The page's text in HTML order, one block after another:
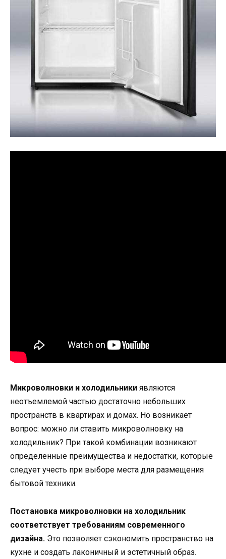
Микроволновки и холодильники являются
неотъемлемой частью достаточно небольших
пространств в квартирах и домах. Но возникает
вопрос: можно ли ставить микроволновку на
холодильник? При такой комбинации возникают
определенные преимущества и недостатки, которые
следует учесть при выборе места для размещения
бытовой техники.
Постановка микроволновки на холодильник
соответствует требованиям современного
дизайна. Это позволяет сэкономить пространство на
кухне и создать лаконичный и эстетичный образ.